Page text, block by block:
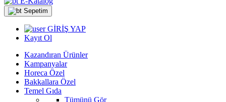
Sepetim
GİRİŞ YAP
Kayıt Ol
Kazandıran Ürünler
Kampanyalar
Horeca Özel
Bakkallara Özel
Temel Gıda
Tümünü Gör